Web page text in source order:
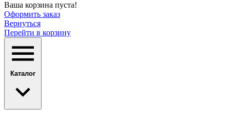
Ваша корзина пуста!
Оформить заказ
Вернуться
Перейти в корзину
Каталог